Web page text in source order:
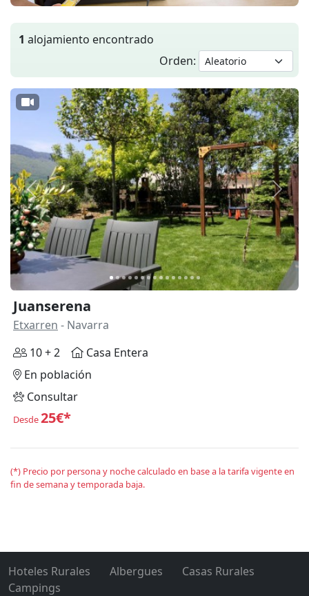
1 alojamiento encontrado
Orden:
Anterior
Juanserena
Etxarren - Navarra
10 + 2
Casa Entera
En población
Consultar
Desde25€*
(*) Precio por persona y noche calculado en base a la tarifa vigente en
fin de semana y temporada baja.
Hoteles Rurales Albergues
Casas Rurales
Campings